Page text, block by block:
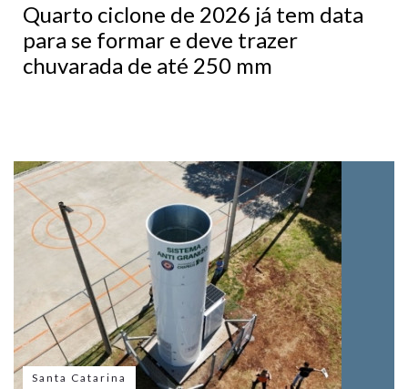
Quarto ciclone de 2026 já tem data
para se formar e deve trazer
chuvarada de até 250 mm
Santa Catarina